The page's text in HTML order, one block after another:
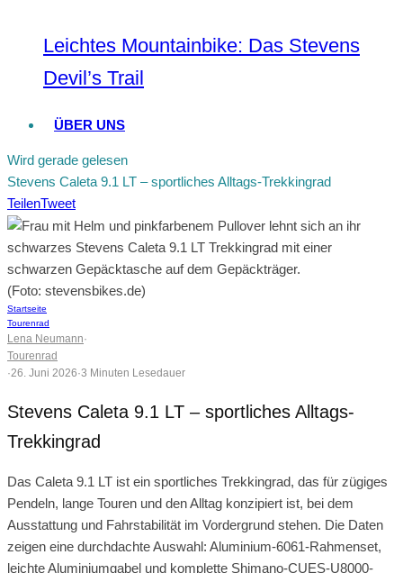
Leichtes Mountainbike: Das Stevens
Devil’s Trail
ÜBER UNS
Wird gerade gelesen
Stevens Caleta 9.1 LT – sportliches Alltags-Trekkingrad
TeilenTweet
(Foto: stevensbikes.de)
Startseite
Tourenrad
Lena Neumann·
Tourenrad
·26. Juni 2026·3 Minuten Lesedauer
Stevens Caleta 9.1 LT – sportliches Alltags-
Trekkingrad
Das Caleta 9.1 LT ist ein sportliches Trekkingrad, das für zügiges
Pendeln, lange Touren und den Alltag konzipiert ist, bei dem
Ausstattung und Fahrstabilität im Vordergrund stehen. Die Daten
zeigen eine durchdachte Auswahl: Aluminium-6061-Rahmenset,
leichte Aluminiumgabel und komplette Shimano-CUES-U8000-